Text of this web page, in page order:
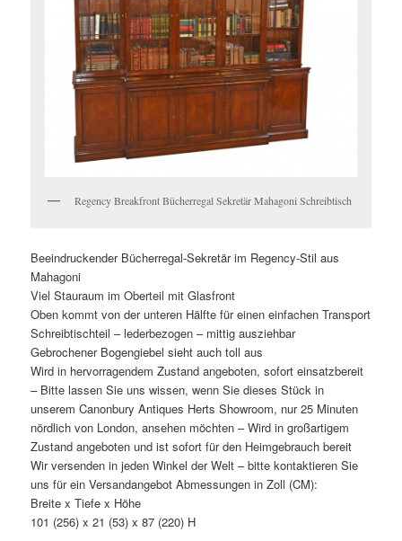
Regency Breakfront Bücherregal Sekretär Mahagoni Schreibtisch
Beeindruckender Bücherregal-Sekretär im Regency-Stil aus
Mahagoni
Viel Stauraum im Oberteil mit Glasfront
Oben kommt von der unteren Hälfte für einen einfachen Transport
Schreibtischteil – lederbezogen – mittig ausziehbar
Gebrochener Bogengiebel sieht auch toll aus
Wird in hervorragendem Zustand angeboten, sofort einsatzbereit
– Bitte lassen Sie uns wissen, wenn Sie dieses Stück in
unserem Canonbury Antiques Herts Showroom, nur 25 Minuten
nördlich von London, ansehen möchten – Wird in großartigem
Zustand angeboten und ist sofort für den Heimgebrauch bereit
Wir versenden in jeden Winkel der Welt – bitte kontaktieren Sie
uns für ein Versandangebot Abmessungen in Zoll (CM):
Breite x Tiefe x Höhe
101 (256) x 21 (53) x 87 (220) H